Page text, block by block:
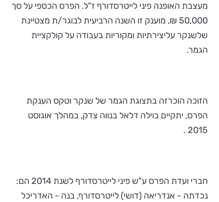
מעצבת האופנה פיני לייטרסדורף ז"ל. הפרס הכספי על סך
50,000 ₪, מוענק זו השנה הרביעית לבוגר/ת מצטיינת
שלשנקר עליצירתיות ומקוריות בעבודה על קולקציית
הגמר.
הזוכה הוכרזה בתצוגת הגמר של שנקר וטקס הענקת
הפרס, יתקיים בוילה דלאל בנווה צדק, במהלך אוגוסט
2015 .
חברי ועדת הפרס ע"ש פיני לייטרסדורף לשנת 2014 הם:
נכדתה - אנדריאה (דושי) לייטרסדורף, בנה - האדריכל